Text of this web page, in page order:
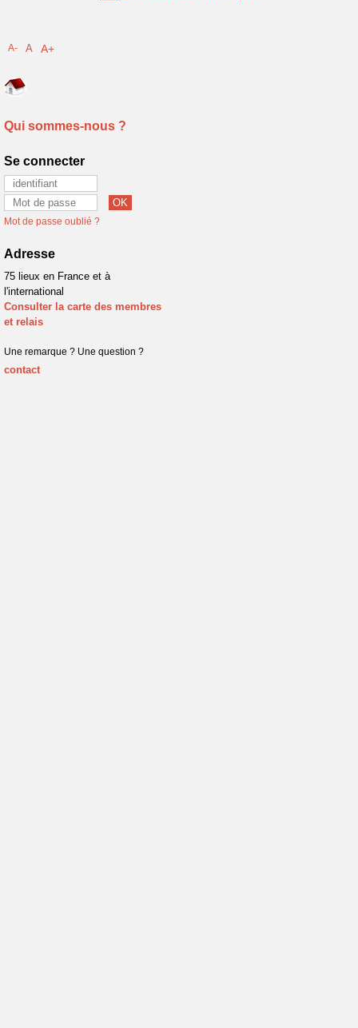
A- A A+
Qui sommes-nous ?
Se connecter
Mot de passe oublié ?
Adresse
75 lieux en France et à
l'international
Consulter la carte des membres
et relais
Une remarque ? Une question ?
contact